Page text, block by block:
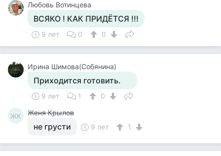
Любовь Вотинцева
ВСЯКО ! КАК ПРИДЁТСЯ !!!
9 лет 0 0
Ирина Шимова(Собянина)
Приходится готовить.
9 лет 1 0
ЖК Женя Крылов
не грусти 9 лет 1